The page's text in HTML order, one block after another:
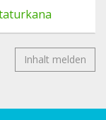
Inhalt melden